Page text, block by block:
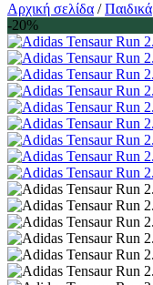
Αρχική σελίδα / Παιδικά
-20%